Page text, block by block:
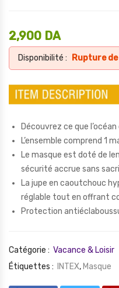
2,900 DA
Disponibilité : Rupture
Découvrez ce que l’océan
L’ensemble comprend 1
Le masque est doté de
sécurité accrue sans
La jupe en caoutchouc
réglable tout en offrant
Protection
Catégorie : Vacance & Loisir
Étiquettes :
INTEX, Masque